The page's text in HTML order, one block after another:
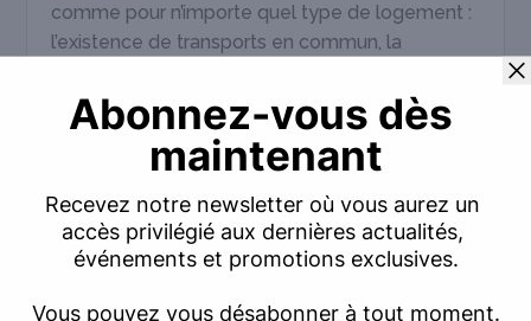
comme pour n’importe quel type de logement :
l’existence de transports en commun, la
proximité du Bois de Vincennes sont des
avantages très recherchés.
La vente d’un bien atypique requiertun suivi
personnaliséetune stratégie de